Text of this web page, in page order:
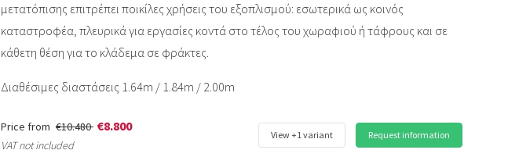
μετατόπισης επιτρέπει ποικίλες χρήσεις του εξοπλισμού: εσωτερικά ως κοινός
καταστροφέα, πλευρικά για εργασίες κοντά στο τέλος του χωραφιού ή τάφρους και σε
κάθετη θέση για το κλάδεμα σε φράκτες.
Διαθέσιμες διαστάσεις 1.64m / 1.84m / 2.00m
Price from €10.480 €8.800
VAT not included
View +1 variant Request information